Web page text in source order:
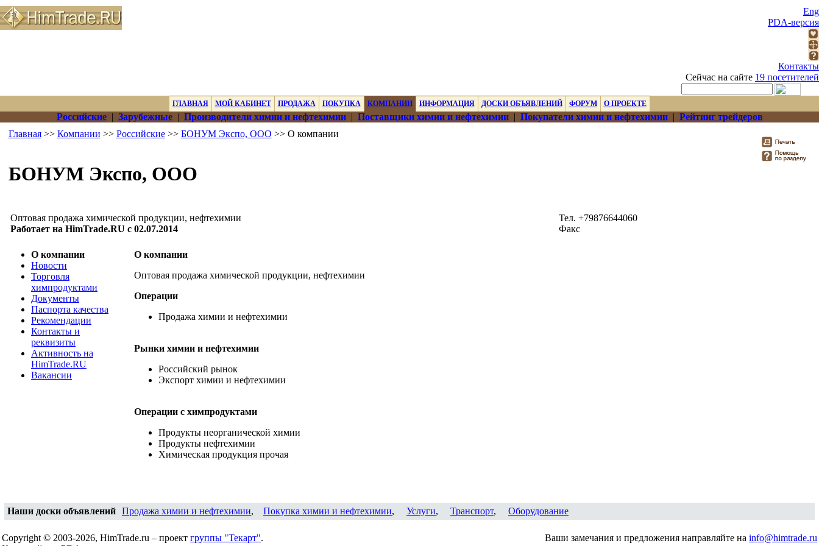
Eng
PDA-версия
Контакты
Сейчас на сайте 19 посетителей
ГЛАВНАЯ МОЙ КАБИНЕТ ПРОДАЖА ПОКУПКА КОМПАНИИ ИНФОРМАЦИЯ ДОСКИ ОБЪЯВЛЕНИЙ ФОРУМ О ПРОЕКТЕ
Российские| Зарубежные| Производители химии и нефтехимии| Поставщики химии и нефтехимии| Покупатели химии и нефтехимии| Рейтинг трейдеров
Главная>> Компании >> Российские>> БОНУМ Экспо, ООО >> О компании
БОНУМ Экспо, ООО
Оптовая продажа химической продукции, нефтехимии
Работает на HimTrade.RU с 02.07.2014
Тел. +79876644060
Факс
О компании
Новости
Торговля
химпродуктами
Документы
Паспорта качества
Рекомендации
Контакты и
реквизиты
Активность на
HimTrade.RU
Вакансии
О компании
Оптовая продажа химической продукции, нефтехимии
Операции
Продажа химии и нефтехимии
Рынки химии и нефтехимии
Российский рынок
Экспорт химии и нефтехимии
Операции c химпродуктами
Продукты неорганической химии
Продукты нефтехимии
Химическая продукция прочая
Наши доски объявлений Продажа химии и нефтехимии, Покупка химии и нефтехимии, Услуги, Транспорт, Оборудование
Copyright © 2003-2026, HimTrade.ru – проект группы "Текарт".
Ваши замечания и предложения направляйте на info@himtrade.ru